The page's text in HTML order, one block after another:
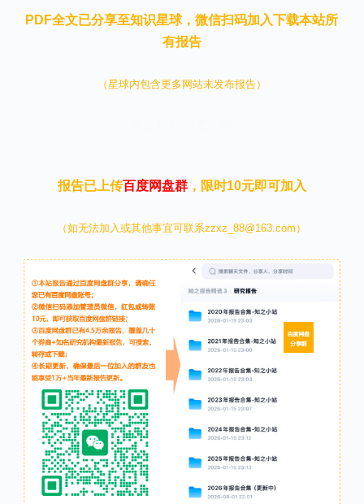
PDF全文已分享至知识星球，微信扫码加入下载本站所
有报告
（星球内包含更多网站未发布报告）
报告已上传百度网盘群，限时10元即可加入
（如无法加入或其他事宜可联系zzxz_88@163.com）